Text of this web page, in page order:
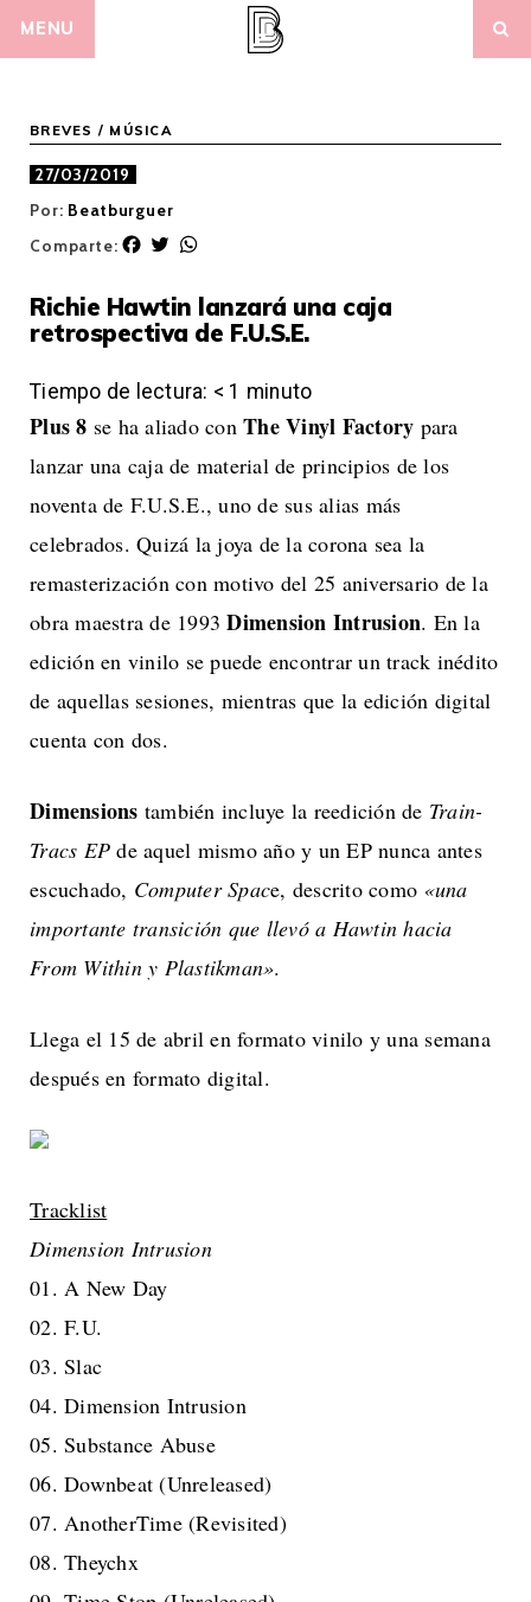
MENU
BREVES / MÚSICA
27/03/2019
Por: Beatburguer
Comparte:
F
e
b
o
T
t
t
r
t
s
p
Richie Hawtin lanzará una caja
retrospectiva de F.U.S.E.
Tiempo de lectura: < 1 minuto
Plus 8 se ha aliado con The Vinyl Factory para
lanzar una caja de material de principios de los
noventa de F.U.S.E., uno de sus alias más
celebrados. Quizá la joya de la corona sea la
remasterización con motivo del 25 aniversario de la
obra maestra de 1993Dimension Intrusion. En la
edición en vinilo se puede encontrar un track inédito
de aquellas sesiones, mientras que la edición digital
cuenta con dos.
Dimensions también incluye la reedición de Train-
Tracs EP de aquel mismo año y un EP nunca antes
escuchado, Computer Space, descrito como «una
importante transición que llevó a Hawtin hacia
From Within y Plastikman».
Llega el 15 de abril en formato vinilo y una semana
después en formato digital.
Tracklist
Dimension Intrusion
01. A New Day
02. F.U.
03. Slac
04. Dimension Intrusion
05. Substance Abuse
06. Downbeat (Unreleased)
07. AnotherTime (Revisited)
08. Theychx